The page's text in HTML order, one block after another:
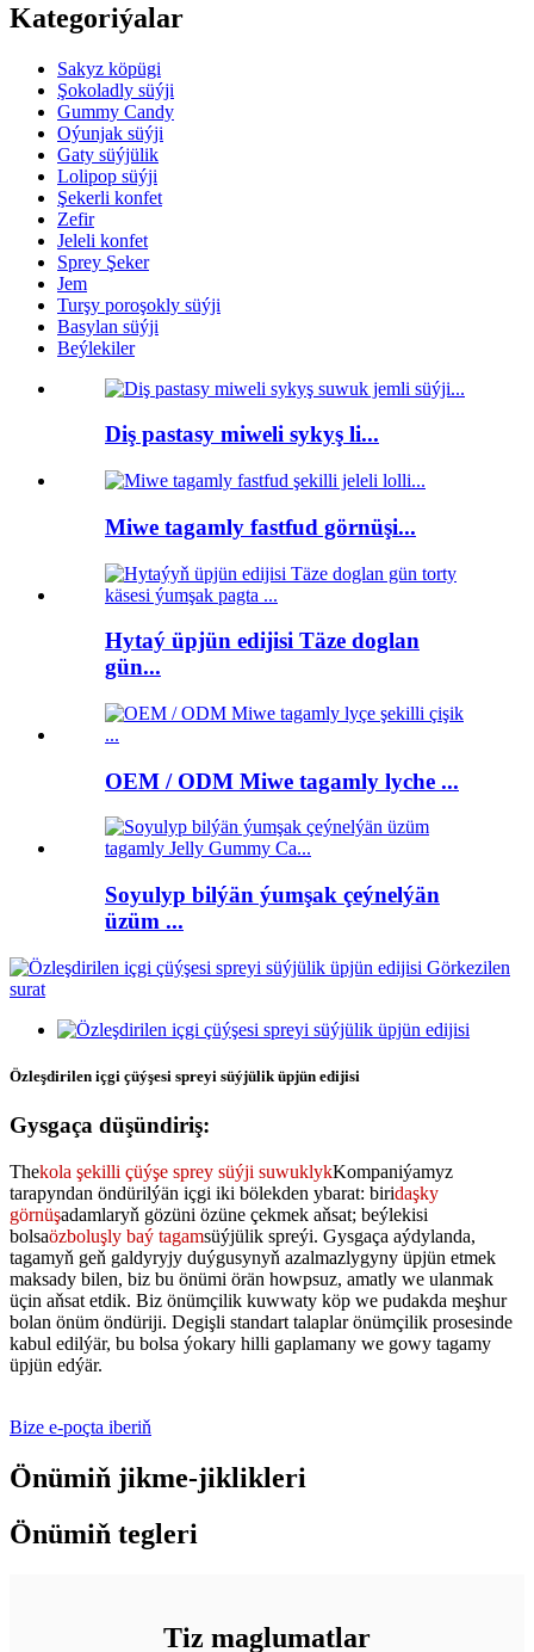
Kategoriýalar
Sakyz köpügi
Şokoladly süýji
Gummy Candy
Oýunjak süýji
Gaty süýjülik
Lolipop süýji
Şekerli konfet
Zefir
Jeleli konfet
Sprey Şeker
Jem
Turşy poroşokly süýji
Basylan süýji
Beýlekiler
Diş pastasy miweli sykyş li...
Miwe tagamly fastfud görnüşi...
Hytaý üpjün edijisi Täze doglan
gün...
OEM / ODM Miwe tagamly lyche ...
Soyulyp bilýän ýumşak çeýnelýän
üzüm ...
Özleşdirilen içgi çüýşesi spreyi süýjülik üpjün edijisi
Gysgaça düşündiriş:
Thekola şekilli çüýşe sprey süýji suwuklykKompaniýamyz
tarapyndan öndürilýän içgi iki bölekden ybarat: biridaşky
görnüşadamlaryň gözüni özüne çekmek aňsat; beýlekisi
bolsaözboluşly baý tagamsüýjülik spreýi. Gysgaça aýdylanda,
tagamyň geň galdyryjy duýgusynyň azalmazlygyny üpjün etmek
maksady bilen, biz bu önümi örän howpsuz, amatly we ulanmak
üçin aňsat etdik. Biz önümçilik kuwwaty köp we pudakda meşhur
bolan önüm öndüriji. Degişli standart talaplar önümçilik prosesinde
kabul edilýär, bu bolsa ýokary hilli gaplamany we gowy tagamy
üpjün edýär.
Bize e-poçta iberiň
Önümiň jikme-jiklikleri
Önümiň tegleri
Tiz maglumatlar